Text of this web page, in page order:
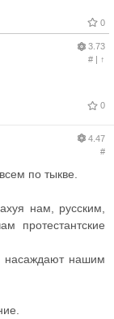
0
3.73
#| ↑
0
4.47
#
по тыкве.
нам, русским,
протестантские
насаждают нашим